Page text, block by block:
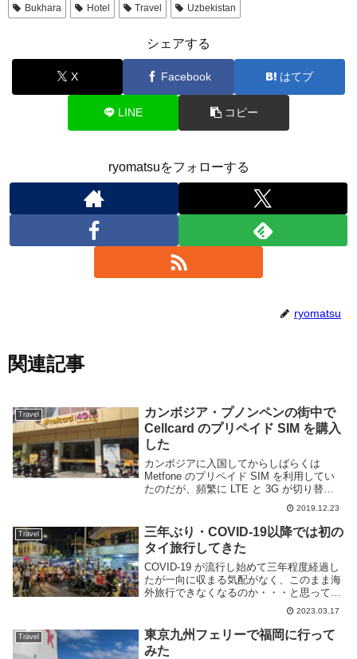
Bukhara Hotel Travel Uzbekistan
シェアする
X Facebook はてブ
LINE コピー
ryomatsuをフォローする
ryomatsu
関連記事
Travel
カンボジア・プノンペンの街中で
Cellcard のプリペイド SIM を購入
した
カンボジアに入国してからしばらくは
Metfone のプリペイド SIM を利用してい
たのだが、頻繁に LTE と 3G が切り替わ
ったり回線が不安定で一定時間毎に接続で
きなくなるなどの不具合があってムカつい
たので、新たに別のキャリアの S...
2019.12.23
Travel
三年ぶり・COVID-19以降では初の
タイ旅行してきた
COVID-19 が流行し始めて三年程度経過し
たが一向に収まる気配がなく、このまま海
外旅行できなくなるのか・・・と思ってい
たら、去年あたりからあっさり各国の国境
か解放され始めた。別に感染者数が減って
いるわけでもないのでもう撲滅は諦めたの
か、...
2023.03.17
Travel
東京九州フェリーで福岡に行って
みた